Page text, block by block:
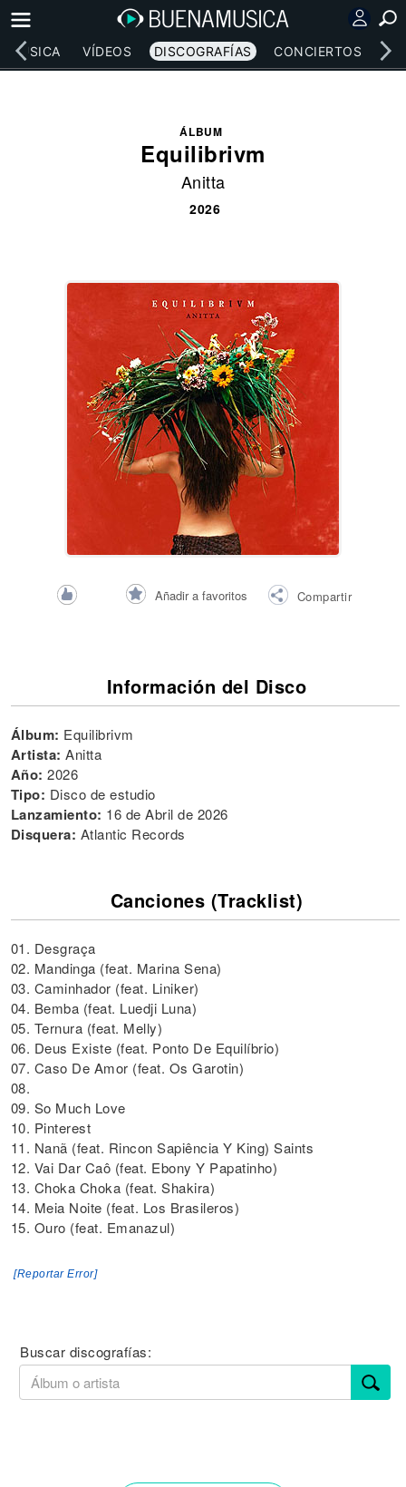
MÚSICA VÍDEOS DISCOGRAFÍAS CONCIERTOS
ÁLBUM
Equilibrivm
Anitta
2026
Añadir a favoritos Compartir
Información del Disco
Álbum: Equilibrivm
Artista: Anitta
Año: 2026
Tipo: Disco de estudio
Lanzamiento: 16 de Abril de 2026
Disquera: Atlantic Records
Canciones (Tracklist)
01. Desgraça
02. Mandinga (feat. Marina Sena)
03. Caminhador (feat. Liniker)
04. Bemba (feat. Luedji Luna)
05. Ternura (feat. Melly)
06. Deus Existe (feat. Ponto De Equilíbrio)
07. Caso De Amor (feat. Os Garotin)
08.
09. So Much Love
10. Pinterest
11. Nanã (feat. Rincon Sapiência Y King) Saints
12. Vai Dar Caô (feat. Ebony Y Papatinho)
13. Choka Choka (feat. Shakira)
14. Meia Noite (feat. Los Brasileros)
15. Ouro (feat. Emanazul)
[Reportar Error]
Buscar discografías: